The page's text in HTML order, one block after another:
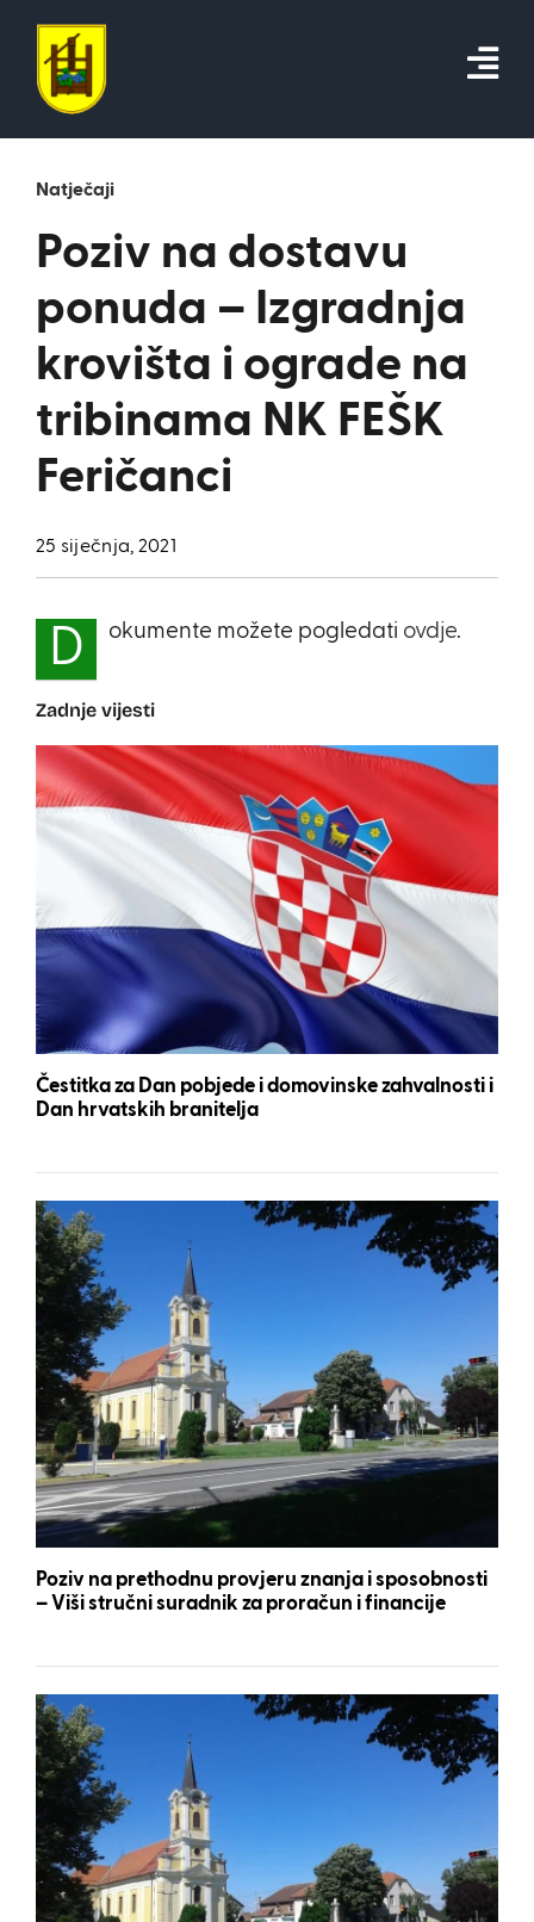
content
Natječaji
Poziv na dostavu
ponuda – Izgradnja
krovišta i ograde na
tribinama NK FEŠK
Feričanci
25 siječnja, 2021
D okumente možete pogledati ovdje.
Zadnje vijesti
Čestitka za Dan pobjede i domovinske zahvalnosti i
Dan hrvatskih branitelja
Poziv na prethodnu provjeru znanja i sposobnosti
– Viši stručni suradnik za proračun i financije